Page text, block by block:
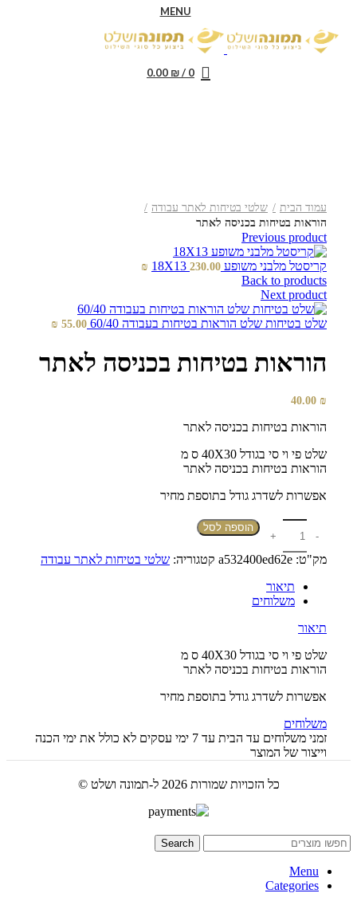
MENU
0
/
0.00 ₪
עמוד הבית
שלטי בטיחות לאתר עבודה
הוראות בטיחות בכניסה לאתר
Previous product
קריסטל מלבני משופע 18X13 230.00
₪
Back to products
Next product
שלט בטיחות שלט הוראות בטיחות בעבודה 60/40 55.00
₪
הוראות בטיחות בכניסה לאתר
40.00 ₪
הוראות בטיחות בכניסה לאתר
שלט פי וי סי בגודל 40X30 ס מ
הוראות בטיחות בכניסה לאתר
אפשרות לשדרג גודל בתוספת מחיר
הוספה לסל
מק"ט: a532400ed62e קטגוריה: שלטי בטיחות לאתר עבודה
תיאור
משלוחים
תיאור
שלט פי וי סי בגודל 40X30 ס מ
הוראות בטיחות בכניסה לאתר
אפשרות לשדרג גודל בתוספת מחיר
משלוחים
זמני משלוחים עד הבית עד 7 ימי עסקים לא כולל את ימי הכנה
וייצור של המוצר
כל הזכויות שמורות 2026 ל-תמונה ושלט ©
Search
Menu
Categories